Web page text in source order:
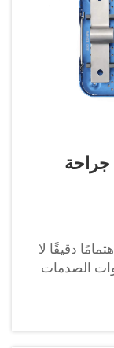
جراحة
دقيقًا لا
الصدمات
كل